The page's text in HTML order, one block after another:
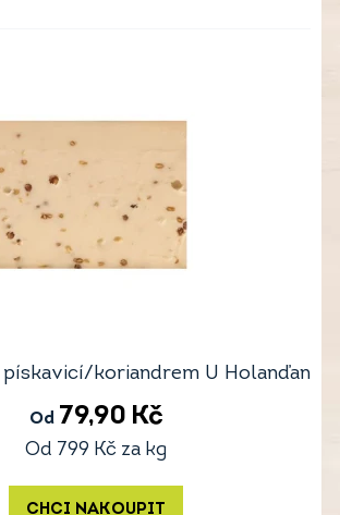
pískavicí/koriandrem U Holanďan
Od 79,90 Kč
Od 799 Kč za kg
CHCI NAKOUPIT